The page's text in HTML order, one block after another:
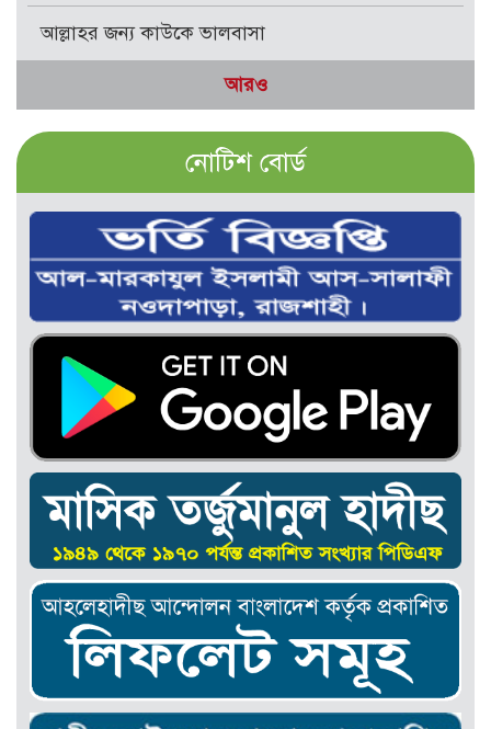
আল্লাহর জন্য কাউকে ভালবাসা
আরও
নোটিশ বোর্ড